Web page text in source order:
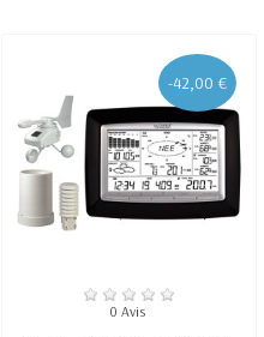
-42,00 €
0 Avis